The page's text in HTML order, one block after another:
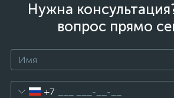
Нужна
вопрос прямо
+7